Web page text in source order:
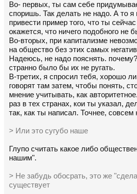
Во- первых, ты сам себе
споришь. Так делать не надо. А то я
привести пример того, что ты
окажется, что ничего подобного не
Во-вторых, при капитализме
на общество без этих самых
Надеюсь, не надо пояснять.
странно было бы их не ругать.
В-третих, я спросил тебя, хорошо
говорят там затем, чтобы понять,
мнение учитывать, как
раз в тех странах, кои ты указал,
так, как ты написал. Точнее, совсем
> Или это сугубо наше
Глупо считать какое либо
нашим".
> Не забудь обосрать, это же
существует